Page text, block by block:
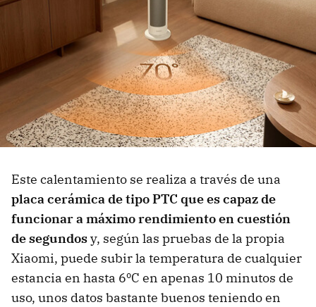
Este calentamiento se realiza a través de una
placa cerámica de tipo PTC que es capaz de
funcionar a máximo rendimiento en cuestión
de segundosy, según las pruebas de la propia
Xiaomi, puede subir la temperatura de cualquier
estancia en hasta 6ºC en apenas 10 minutos de
uso, unos datos bastante buenos teniendo en